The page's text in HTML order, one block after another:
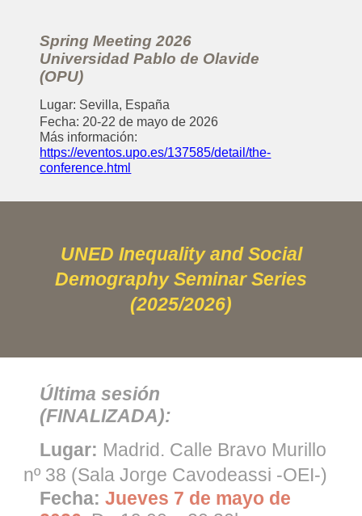
Spring Meeting 2026
Universidad Pablo de Olavide
(OPU)
Lugar: Sevilla, España
Fecha: 20-22 de mayo de 2026
Más información:
https://eventos.upo.es/137585/detail/the-
conference.html
UNED Inequality and Social
Demography Seminar Series
(2025/2026)
Última sesión
(FINALIZADA):
Lugar: Madrid. Calle Bravo Murillo
nº 38 (Sala Jorge Cavodeassi -OEI-)
Fecha: Jueves 7 de mayo de